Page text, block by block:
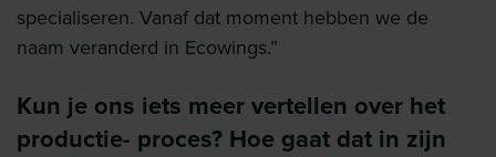
specialiseren. Vanaf dat moment hebben we de
naam veranderd in Ecowings.”
Kun je ons iets meer vertellen over het
productie- proces? Hoe gaat dat in zijn